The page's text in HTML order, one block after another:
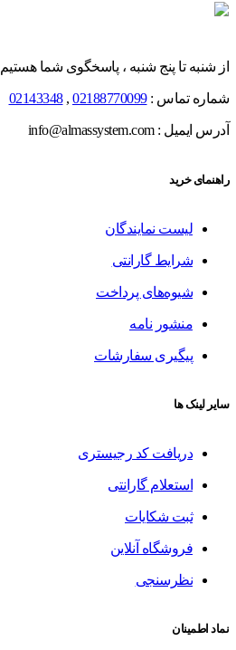
از شنبه تا پنج شنبه ، پاسخگوی شما هستیم
شماره تماس :02188770099
,
02143348
آدرس ایمیل : info@almassystem.com
راهنمای خرید
لیست نمایندگان
شرایط گارانتی
شیوه‌های پرداخت
منشور نامه
پیگیری سفارشات
سایر لینک ها
دریافت کد رجیستری
استعلام گارانتی
ثبت شکایات
فروشگاه آنلاین
نظرسنجی
نماد اطمینان